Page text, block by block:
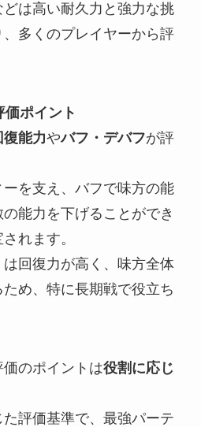
どは高い耐久力と強力な挑
多くのプレイヤーから評
ポイント
復能力やバフ・デバフが評
を支え、バフで味方の能
能力を下げることができ
れます。
回復力が高く、味方全体
め、特に長期戦で役立ち
のポイントは役割に応じ
評価基準で、最強パーテ